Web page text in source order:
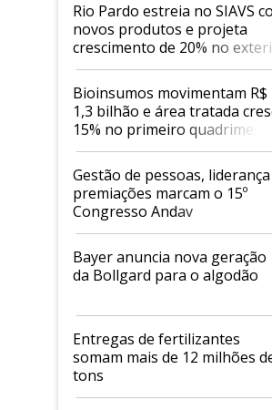
Rio Pardo estreia no SIAVS
novos produtos e projeta
crescimento de 20% no
Bioinsumos movimentam R$
1,3 bilhão e área tratada
15% no primeiro quadrimestre
de 2026
Gestão de pessoas,
premiações marcam o 15º
Congresso Andav
Bayer anuncia nova geração
da Bollgard para o algodão
Entregas de fertilizantes
somam mais de 12 milhões
tons